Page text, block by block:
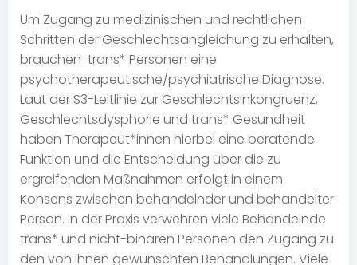
Um Zugang zu medizinischen und rechtlichen
Schritten der Geschlechtsangleichung zu erhalten,
brauchen trans* Personen eine
psychotherapeutische/psychiatrische Diagnose.
Laut der S3-Leitlinie zur Geschlechtsinkongruenz,
Geschlechtsdysphorie und trans* Gesundheit
haben Therapeut*innen hierbei eine beratende
Funktion und die Entscheidung über die zu
ergreifenden Maßnahmen erfolgt in einem
Konsens zwischen behandelnder und behandelter
Person. In der Praxis verwehren viele Behandelnde
trans* und nicht-binären Personen den Zugang zu
den von ihnen gewünschten Behandlungen. Viele